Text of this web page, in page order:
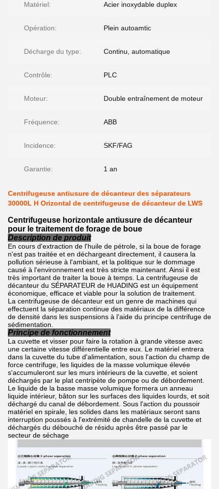
Matériel: Acier inoxydable duplex
Opération: Plein autoamtic
Décharge du type: Continu, automatique
Contrôle: PLC
Moteur: Double entraînement de moteur
Fréquence: ABB
Incidence: SKF/FAG
Garantie: 1 an
Centrifugeuse antiusure de décanteur des séparateurs
30000L H Orizontal de centrifugeuse de décanteur de LWS
Centrifugeuse horizontale antiusure de décanteur
pour le traitement de forage de boue
Description de produit
En cours d'extraction de l'huile de pétrole, si la boue de forage
n'est pas traitée et en déchargeant directement, il causera la
pollution sérieuse à l'ambiant, et la politique sur le dommage
causé à l'environnement est très stricte maintenant. Ainsi il est
très important de traiter la boue à temps. La centrifugeuse de
décanteur du SÉPARATEUR de HUADING est un équipement
économique, efficace et viable pour la solution de traitement.
La centrifugeuse de décanteur est un genre de machines qui
effectuent la séparation continue des matériaux de la différence
de densité dans les suspensions à l'aide du principe centrifuge de
sédimentation.
Principe de fonctionnement
La cuvette et visser pour faire la rotation à grande vitesse avec
une certaine vitesse différentielle entre eux. Le matériel entrera
dans la cuvette du tube d'alimentation, sous l'action du champ de
force centrifuge, les liquides de la masse volumique élevée
s'accumuleront sur les murs intérieurs de la cuvette, et soient
déchargés par le plat centripète de pompe ou de débordement.
Le liquide de la basse masse volumique formera un anneau
liquide intérieur, bâton sur les surfaces des liquides lourds, et soit
déchargé du canal de débordement. Sous l'action du poussoir
matériel en spirale, les solides dans les matériaux seront sans
interruption poussés à l'extrémité de chandelle de la cuvette et
déchargés du débouché de résidu après être passé par le
secteur de séchage